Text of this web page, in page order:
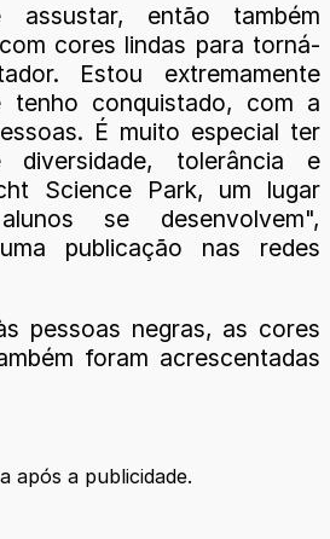
então também
cores lindas para torná-
Estou extremamente
tenho conquistado, com a
É muito especial ter
tolerância e
Science Park, um lugar
se desenvolvem",
publicação nas redes
pessoas negras, as cores
foram acrescentadas
após a publicidade.